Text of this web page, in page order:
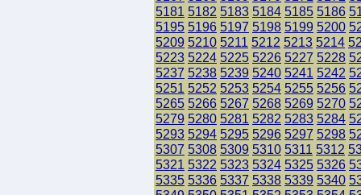
5181 5182 5183 5184 5185 5186
5195 5196 5197 5198 5199 5200
5209 5210 5211 5212 5213 5214
5223 5224 5225 5226 5227 5228
5237 5238 5239 5240 5241 5242
5251 5252 5253 5254 5255 5256
5265 5266 5267 5268 5269 5270
5279 5280 5281 5282 5283 5284
5293 5294 5295 5296 5297 5298
5307 5308 5309 5310 5311 5312
5321 5322 5323 5324 5325 5326
5335 5336 5337 5338 5339 5340